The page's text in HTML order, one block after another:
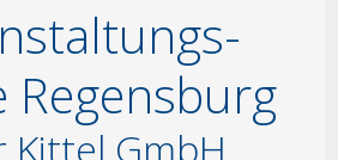
Regensburg
Kittel GmbH